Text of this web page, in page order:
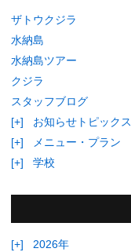
ザトウクジラ
水納島
水納島ツアー
クジラ
スタッフブログ
[+]
お知らせトピックス
[+]
メニュー・プラン
[+]
学校
[+]
2026年